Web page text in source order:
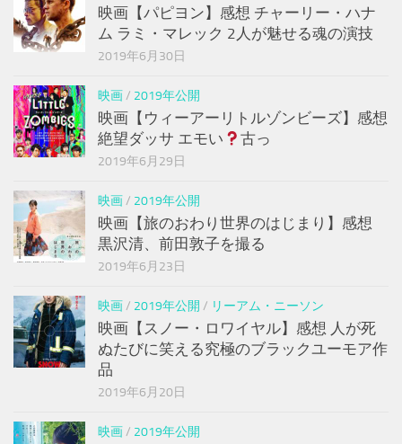
映画【パピヨン】感想 チャーリー・ハナ
ム ラミ・マレック 2人が魅せる魂の演技
2019年6月30日
映画/ 2019年公開
映画【ウィーアーリトルゾンビーズ】感想
絶望ダッサ エモい
古っ
2019年6月29日
映画/ 2019年公開
映画【旅のおわり世界のはじまり】感想
黒沢清、前田敦子を撮る
2019年6月23日
映画/ 2019年公開 / リーアム・ニーソン
映画【スノー・ロワイヤル】感想 人が死
ぬたびに笑える究極のブラックユーモア作
品
2019年6月20日
映画/ 2019年公開